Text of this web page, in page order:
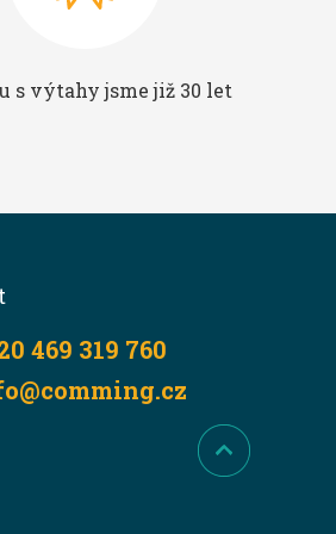
s výtahy jsme již 30 let
469 319 760